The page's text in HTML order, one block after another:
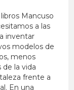
Mancuso
a las
inventar
modelos de
menos
de la vida
frente a
En una